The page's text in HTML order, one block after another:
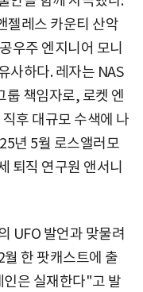
젤레스 카운티 산악
우주 엔지니어 모니
사하다. 레자는 NAS
책임자로, 로켓 엔
후 대규모 수색에 나
년 5월 로스앨러모
퇴직 연구원 앤서니
UFO 발언과 맞물려
한 팟캐스트에 출
은 실재한다"고 발